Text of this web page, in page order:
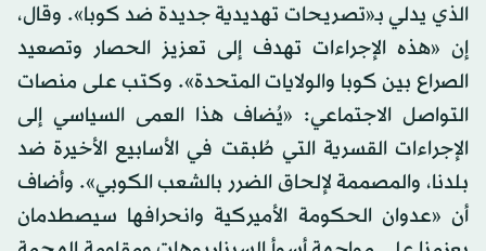
الذي يدلي بـ«تصريحات تهديدية جديدة ضد كوبا». وقال،
إن «هذه الإجراءات تهدف إلى تعزيز الحصار وتصعيد
الصراع بين كوبا والولايات المتحدة». وكتب على منصات
التواصل الاجتماعي: «يُضاف هذا العمى السياسي إلى
الإجراءات القسرية التي طُبقت في الأسابيع الأخيرة ضد
بلدنا، والمصممة لإلحاق الضرر بالشعب الكوبي». وأضاف
أن «عدوان الحكومة الأميركية وانحرافها سيصطدمان